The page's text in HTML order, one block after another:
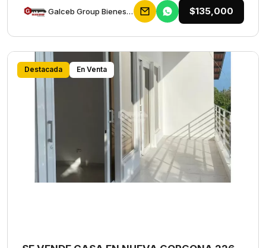
Galceb Group Bienes Raices $135,000
Destacada En Venta